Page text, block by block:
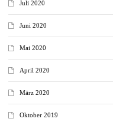
Juli 2020
Juni 2020
Mai 2020
April 2020
März 2020
Oktober 2019